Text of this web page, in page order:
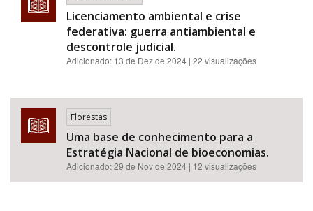
Licenciamento ambiental e crise
federativa: guerra antiambiental e
descontrole judicial.
Adicionado: 13 de Dez de 2024 | 22 visualizações
Florestas
Uma base de conhecimento para a
Estratégia Nacional de bioeconomias.
Adicionado:29 de Nov de 2024 | 12 visualizações